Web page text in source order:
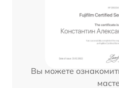
Вы можете